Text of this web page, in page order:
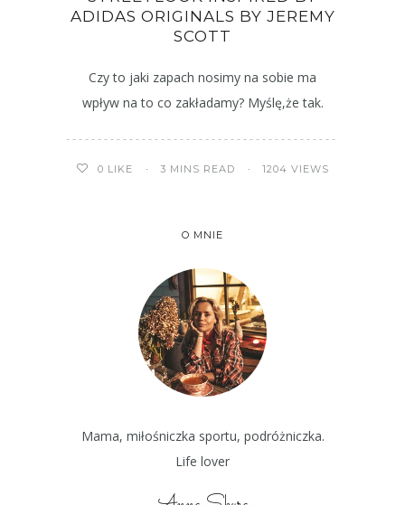
ADIDAS ORIGINALS BY JEREMY
SCOTT
Czy to jaki zapach nosimy na sobie ma
wpływ na to co zakładamy? Myślę,że tak.
0 LIKE 3 MINS READ 1204 VIEWS
O MNIE
Mama, miłośniczka sportu, podróżniczka.
Life lover